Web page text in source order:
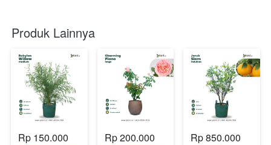
Produk Lainnya
Rp 150.000 Rp 200.000 Rp 850.000